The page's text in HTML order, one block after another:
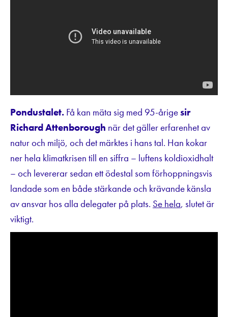
Pondustalet. Få kan mäta sig med 95-årigesir
Richard Attenborough när det gäller erfarenhet av
natur och miljö, och det märktes i hans tal. Han kokar
ner hela klimatkrisen till en siffra – luftens koldioxidhalt
– och levererar sedan ett ödestal som förhoppningsvis
landade som en både stärkande och krävande känsla
av ansvar hos alla delegater på plats. Se hela, slutet är
viktigt.